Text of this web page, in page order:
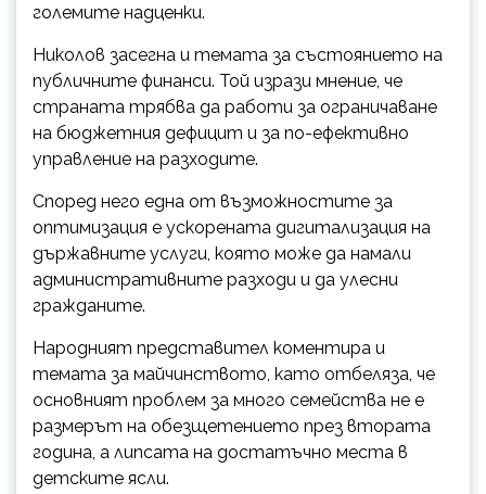
големите надценки.
Николов засегна и темата за състоянието на
публичните финанси. Той изрази мнение, че
страната трябва да работи за ограничаване
на бюджетния дефицит и за по-ефективно
управление на разходите.
Според него една от възможностите за
оптимизация е ускорената дигитализация на
държавните услуги, която може да намали
административните разходи и да улесни
гражданите.
Народният представител коментира и
темата за майчинството, като отбеляза, че
основният проблем за много семейства не е
размерът на обезщетението през втората
година, а липсата на достатъчно места в
детските ясли.